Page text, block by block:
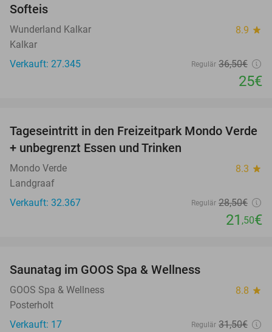
Softeis
Wunderland Kalkar 8.9 star
Kalkar
Verkauft: 27.345
Regulär 36,50€
25€
25%
Tageseintritt in den Freizeitpark Mondo Verde
+ unbegrenzt Essen und Trinken
Mondo Verde 8.3 star
Landgraaf
Verkauft: 32.367
Regulär 28,50€
21 ,50€
TODAY
Saunatag im GOOS Spa & Wellness
GOOS Spa & Wellness 8.8 star
Posterholt
Verkauft: 17
Regulär 31,50€